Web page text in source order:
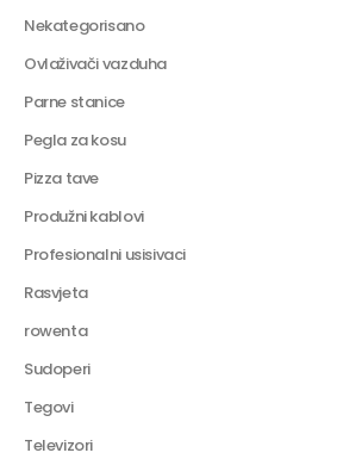
Nekategorisano
Ovlaživači vazduha
Parne stanice
Pegla za kosu
Pizza tave
Produžni kablovi
Profesionalni usisivaci
Rasvjeta
rowenta
Sudoperi
Tegovi
Televizori